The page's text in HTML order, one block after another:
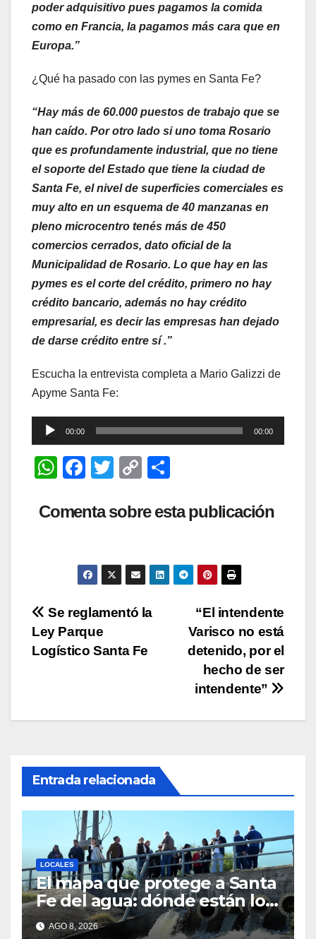
poder adquisitivo pues pagamos la comida
como en Francia, la pagamos más cara que en
Europa.”
¿Qué ha pasado con las pymes en Santa Fe?
“Hay más de 60.000 puestos de trabajo que se
han caído. Por otro lado si uno toma Rosario
que es profundamente industrial, que no tiene
el soporte del Estado que tiene la ciudad de
Santa Fe, el nivel de superficies comerciales es
muy alto en un esquema de 40 manzanas en
pleno microcentro tenés más de 450
comercios cerrados, dato oficial de la
Municipalidad de Rosario. Lo que hay en las
pymes es el corte del crédito, primero no hay
crédito bancario, además no hay crédito
empresarial, es decir las empresas han dejado
de darse crédito entre sí .”
Escucha la entrevista completa a Mario Galizzi de
Apyme Santa Fe:
Reproductor
de
audio
00:00 00:00
W
at
F
c
b
o
o
k
T
tt
C
p
Li
n
k
m
ar
tir
Comenta sobre esta publicación
Navegación
de
“El intendente
Varisco no está
detenido, por el
hecho de ser
intendente”
Se reglamentó la
Ley Parque
Logístico Santa Fe
Entrada relacionada
LOCALES
El mapa que protege a Santa
Fe del agua: dónde están los
54 puntos de bombeo
AGO 8, 2026